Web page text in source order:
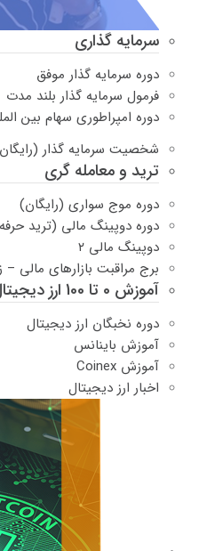
سرمایه گذاری
دوره سرمایه گذار موفق
فرمول سرمایه گذار بلند مدت
دوره امپراطوری سهام بین
شخصیت سرمایه گذار
ترید و معامله گری
دوره موج سواری (رایگان)
دوره دوپینگ مالی (ترید
دوپینگ مالی ۲
برج مراقبت بازارهای مالی –
آموزش 0 تا 100 ارز دیجیتال
دوره نخبگان ارز دیجیتال
آموزش باینانس
آموزش Coinex
اخبار ارز دیجیتال